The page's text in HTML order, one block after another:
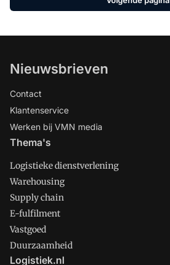
Nieuwsbrieven
Contact
Klantenservice
Werken bij VMN media
Thema's
Logistieke dienstverlening
Warehousing
Supply chain
E-fulfilment
Vastgoed
Duurzaamheid
Logistiek.nl